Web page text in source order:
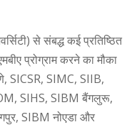
से संबद्ध कई प्रतिष्ठित
प्रोग्राम करने का मौका
SICSR, SIMC, SIIB,
SIHS, SIBM बैंगलुरू,
SIBM नोएडा और